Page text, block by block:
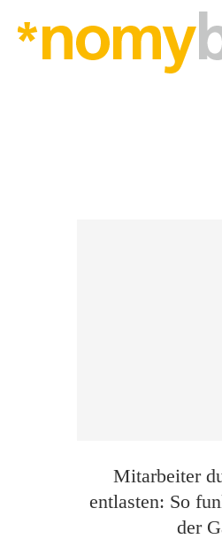
Mitarbeiter
entlasten: So
der